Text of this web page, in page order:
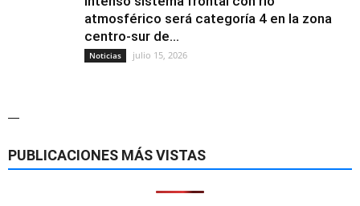
atmosférico será categoría 4 en la zona
centro-sur de...
Noticias julio 15, 2026
—
PUBLICACIONES MÁS VISTAS